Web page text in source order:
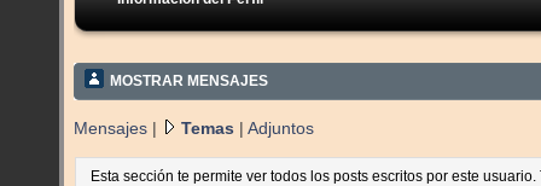
MOSTRAR MENSAJES
Mensajes | Temas | Adjuntos
Esta sección te permite ver todos los posts escritos por este